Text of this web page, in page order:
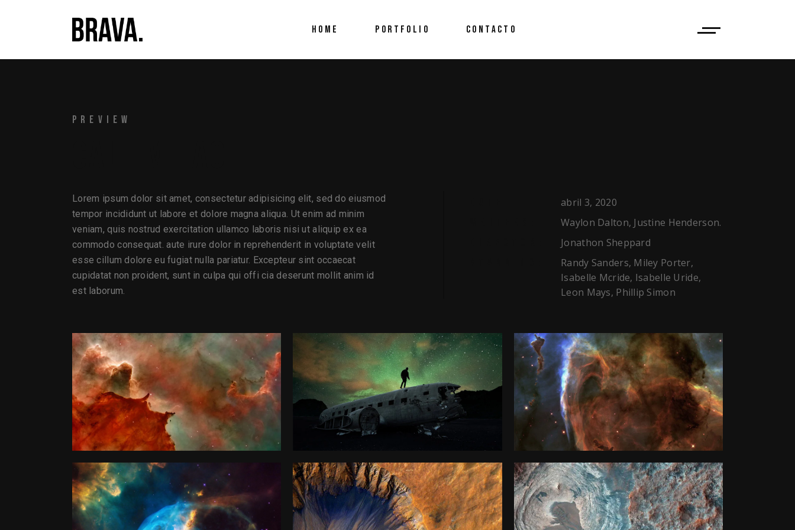
HOME PORTFOLIO CONTACTO
PREVIEW
Lorem ipsum dolor sit amet, consectetur adipisicing elit, sed do eiusmod
tempor incididunt ut labore et dolore magna aliqua. Ut enim ad minim
veniam, quis nostrud exercitation ullamco laboris nisi ut aliquip ex ea
commodo consequat. aute irure dolor in reprehenderit in voluptate velit
esse cillum dolore eu fugiat nulla pariatur. Excepteur sint occaecat
cupidatat non proident, sunt in culpa qui offi cia deserunt mollit anim id
est laborum.
abril 3, 2020
Waylon Dalton, Justine Henderson.
Jonathon Sheppard
Randy Sanders, Miley Porter,
Isabelle Mcride, Isabelle Uride,
Leon Mays, Phillip Simon